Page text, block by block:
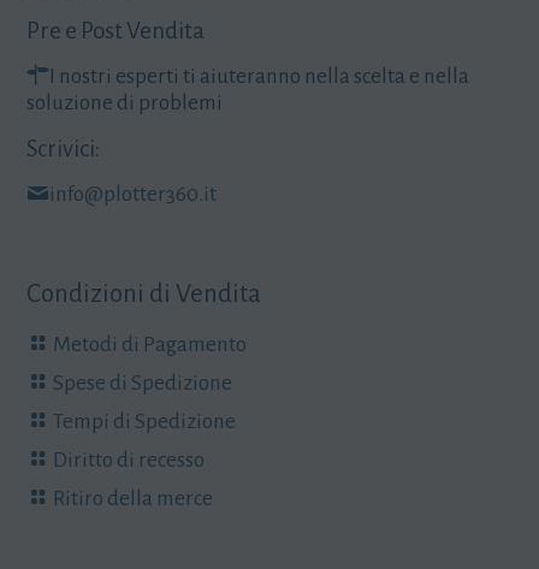
Pre e Post Vendita
I nostri esperti ti aiuteranno nella scelta e nella
soluzione di problemi
Scrivici:
info@plotter360.it
Condizioni di Vendita
Metodi di Pagamento
Spese di Spedizione
Tempi di Spedizione
Diritto di recesso
Ritiro della merce